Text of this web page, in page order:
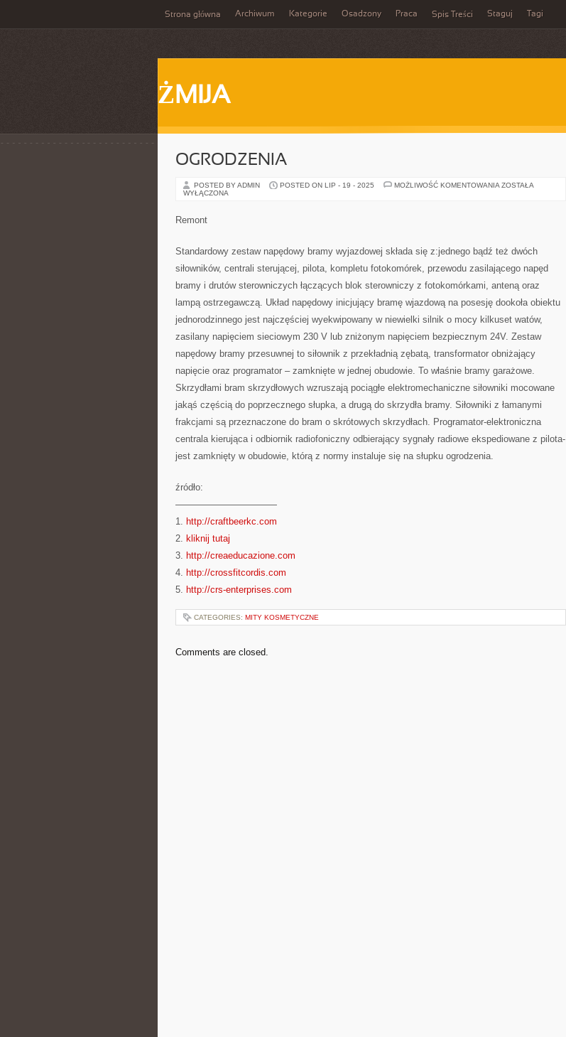
Strona główna Archiwum Kategorie Osadzony Praca Spis Treści Staguj Tagi
ŻMIJA
OGRODZENIA
POSTED BY ADMIN POSTED ON LIP - 19 - 2025 MOŻLIWOŚĆ KOMENTOWANIA OGRODZENIA
ZOSTAŁA
WYŁĄCZONA
Remont
Standardowy zestaw napędowy bramy wyjazdowej składa się z:jednego bądź też dwóch
siłowników, centrali sterującej, pilota, kompletu fotokomórek, przewodu zasilającego napęd
bramy i drutów sterowniczych łączących blok sterowniczy z fotokomórkami, anteną oraz
lampą ostrzegawczą. Układ napędowy inicjujący bramę wjazdową na posesję dookoła obiektu
jednorodzinnego jest najczęściej wyekwipowany w niewielki silnik o mocy kilkuset watów,
zasilany napięciem sieciowym 230 V lub zniżonym napięciem bezpiecznym 24V. Zestaw
napędowy bramy przesuwnej to siłownik z przekładnią zębatą, transformator obniżający
napięcie oraz programator – zamknięte w jednej obudowie. To właśnie bramy garażowe.
Skrzydłami bram skrzydłowych wzruszają pociągłe elektromechaniczne siłowniki mocowane
jakąś częścią do poprzecznego słupka, a drugą do skrzydła bramy. Siłowniki z łamanymi
frakcjami są przeznaczone do bram o skrótowych skrzydłach. Programator-elektroniczna
centrala kierująca i odbiornik radiofoniczny odbierający sygnały radiowe ekspediowane z pilota-
jest zamknięty w obudowie, którą z normy instaluje się na słupku ogrodzenia.
źródło:
———————————
1. http://craftbeerkc.com
2. kliknij tutaj
3. http://creaeducazione.com
4. http://crossfitcordis.com
5. http://crs-enterprises.com
CATEGORIES: MITY KOSMETYCZNE
Comments are closed.